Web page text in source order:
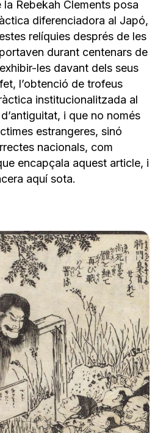
la Rebekah Clements posa
diferenciadora al Japó,
relíquies després de les
durant centenars de
les davant dels seus
l’obtenció de trofeus
institucionalitzada al
i que no només
estrangeres, sinó
nacionals, com
encapçala aquest article, i
aquí sota.